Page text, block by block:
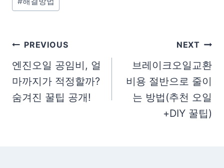
g
s
:
글
탐
색
PREVIOUS
엔진오일 공임비, 얼
마까지가 적정할까?
숨겨진 꿀팁 공개!
NEXT
브레이크오일교환
비용 절반으로 줄이
는 방법(추천 오일
+DIY 꿀팁)